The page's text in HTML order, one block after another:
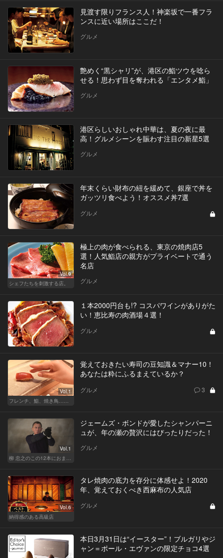
見渡す限りフランス人！神楽坂で一番フラ
ンスに近い場所はここだ！
グルメ
艶めく“黒シャリ”が、港区の鮨ツウを唸ら
せる！思わず目を奪われる「エンタメ鮨」
グルメ
港区らしいおしゃれ中華は、夏の夜に最
高！グルメシーンを賑わす注目の新星5選
グルメ
年末くらい財布の紐を緩めて、銀座で丼を
ガッツリ食べよう！オススメ丼7選
グルメ
Vol.9
シェフたちを刺激する店。
極上の肉が食べられる、東京の焼肉店5
選！人気鮨店の親方がプライベートで通う
名店
グルメ
１本2000円台も!? コスパワインがありがた
い！恵比寿の肉酒場４選！
グルメ
Vol.1
覚えておきたい寿司の豆知識＆マナー10！
あなたは粋にふるまえているか？
グルメ 3
Vol.1
ジェームズ・ボンドが愛したシャンパーニ
ュが、年の瀬の贅沢にはぴったりだった！
グルメ
Vol.6
納得感のある高級店
タレ焼肉の底力を存分に体感せよ！2020
年、覚えておくべき西麻布の人気店
グルメ
本日3月31日は“イースター”！ブルガリやジ
ャン＝ポール・エヴァンの限定チョコ4選